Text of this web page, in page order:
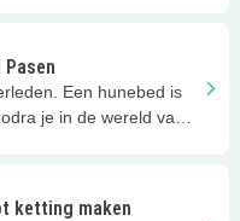
Pasen
Een hunebed is
je in de wereld van
ketting maken